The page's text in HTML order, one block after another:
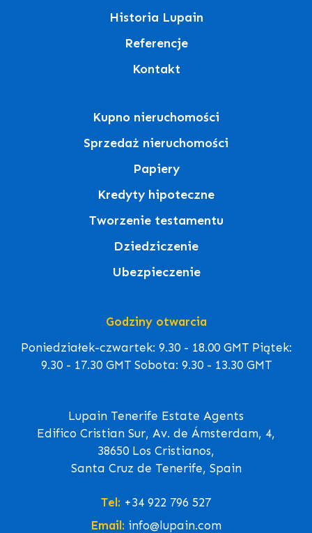
Historia Lupain
Referencje
Kontakt
Kupno nieruchomości
Sprzedaż nieruchomości
Papiery
Kredyty hipoteczne
Tworzenie testamentu
Dziedziczenie
Ubezpieczenie
Godziny otwarcia
Poniedziałek-czwartek: 9.30 - 18.00 GMT Piątek:
9.30 - 17.30 GMT Sobota: 9.30 - 13.30 GMT
Lupain Tenerife Estate Agents
Edifico Cristian Sur, Av. de Ámsterdam, 4,
38650 Los Cristianos,
Santa Cruz de Tenerife, Spain
Tel: +34 922 796 527
Email: info@lupain.com